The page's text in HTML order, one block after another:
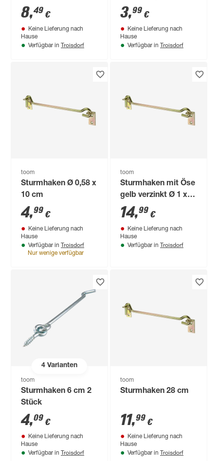
8,49 €
Keine Lieferung nach
Hause
Verfügbar in Troisdorf
3,8 x 100 mm
3,99 €
Keine Lieferung nach
Hause
Verfügbar in Troisdorf
toom
Sturmhaken Ø 0,58 x
10 cm
4,99 €
Keine Lieferung nach
Hause
Verfügbar in Troisdorf
Nur wenige verfügbar
toom
Sturmhaken mit Öse
gelb verzinkt Ø 1 x
40 cm
14,99 €
Keine Lieferung nach
Hause
Verfügbar in Troisdorf
4Varianten
toom
Sturmhaken 6 cm 2
Stück
4,09 €
Keine Lieferung nach
Hause
Verfügbar in Troisdorf
toom
Sturmhaken 28 cm
11,99 €
Keine Lieferung nach
Hause
Verfügbar in Troisdorf